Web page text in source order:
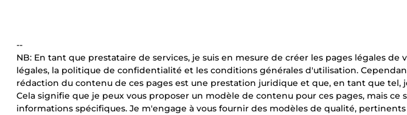
--
NB: En tant que prestataire de services, je suis en mesure de créer les pages légales
légales, la politique de confidentialité et les conditions générales d'utilisation.
rédaction du contenu de ces pages est une prestation juridique et que, en tant que tel,
Cela signifie que je peux vous proposer un modèle de contenu pour ces pages, mais ce
informations spécifiques. Je m'engage à vous fournir des modèles de qualité,